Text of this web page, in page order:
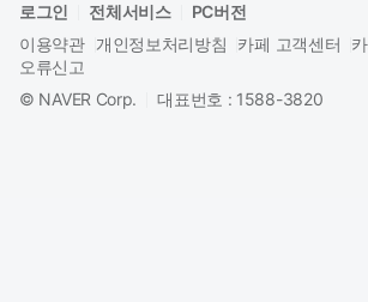
로그인
전체서비스
PC버전
이용약관 개인정보처리방침 카페 고객센터
오류신고
© NAVER Corp. 대표번호 : 1588-3820